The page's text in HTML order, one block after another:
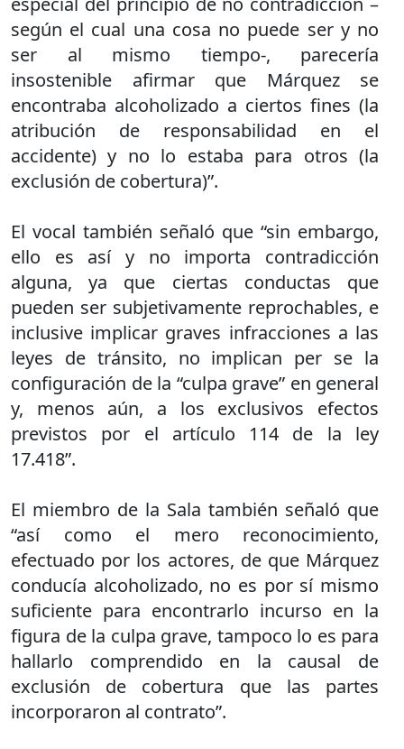
según el cual una cosa no puede ser y no
ser al mismo tiempo-, parecería
insostenible afirmar que Márquez se
encontraba alcoholizado a ciertos fines (la
atribución de responsabilidad en el
accidente) y no lo estaba para otros (la
exclusión de cobertura)”.
El vocal también señaló que “sin embargo,
ello es así y no importa contradicción
alguna, ya que ciertas conductas que
pueden ser subjetivamente reprochables, e
inclusive implicar graves infracciones a las
leyes de tránsito, no implican per se la
configuración de la “culpa grave” en general
y, menos aún, a los exclusivos efectos
previstos por el artículo 114 de la ley
17.418”.
El miembro de la Sala también señaló que
“así como el mero reconocimiento,
efectuado por los actores, de que Márquez
conducía alcoholizado, no es por sí mismo
suficiente para encontrarlo incurso en la
figura de la culpa grave, tampoco lo es para
hallarlo comprendido en la causal de
exclusión de cobertura que las partes
incorporaron al contrato”.